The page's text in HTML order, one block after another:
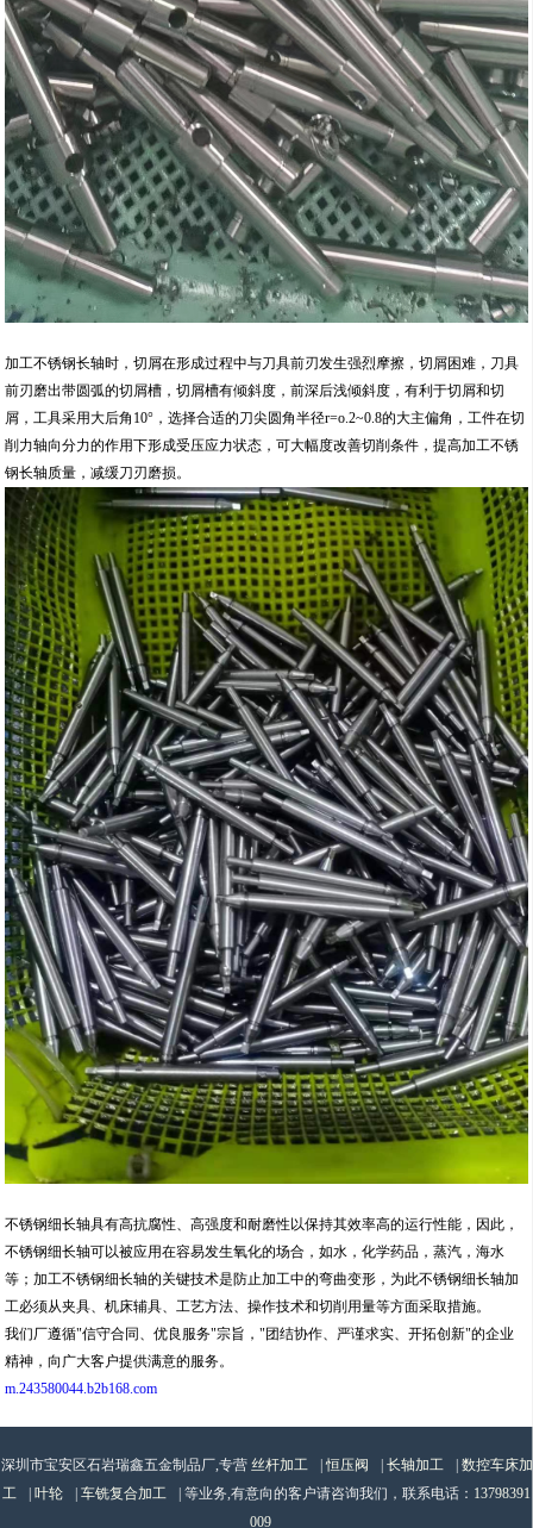
加工不锈钢长轴时，切屑在形成过程中与刀具前刃发生强烈摩擦，切屑困难，刀具
前刃磨出带圆弧的切屑槽，切屑槽有倾斜度，前深后浅倾斜度，有利于切屑和切
屑，工具采用大后角10°，选择合适的刀尖圆角半径r=o.2~0.8的大主偏角，工件在切
削力轴向分力的作用下形成受压应力状态，可大幅度改善切削条件，提高加工不锈
钢长轴质量，减缓刀刃磨损。
不锈钢细长轴具有高抗腐性、高强度和耐磨性以保持其效率高的运行性能，因此，
不锈钢细长轴可以被应用在容易发生氧化的场合，如水，化学药品，蒸汽，海水
等；加工不锈钢细长轴的关键技术是防止加工中的弯曲变形，为此不锈钢细长轴加
工必须从夹具、机床辅具、工艺方法、操作技术和切削用量等方面采取措施。
我们厂遵循"信守合同、优良服务"宗旨，"团结协作、严谨求实、开拓创新"的企业
精神，向广大客户提供满意的服务。
m.243580044.b2b168.com
深圳市宝安区石岩瑞鑫五金制品厂,专营 丝杆加工 |恒压阀 长轴加工
数控车床加
工
叶轮 车铣复合加工 | 等业务,有意向的客户请咨询我们，联系电话： 13798391
009